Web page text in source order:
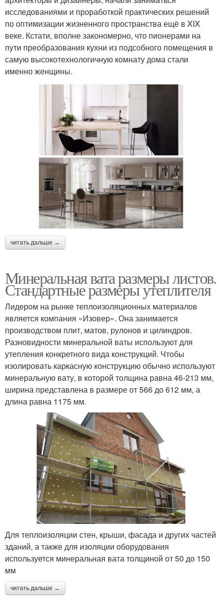
исследованиями и проработкой практических решений
по оптимизации жизненного пространства ещё в XIX
веке. Кстати, вполне закономерно, что пионерами на
пути преобразования кухни из подсобного помещения в
самую высокотехнологичную комнату дома стали
именно женщины.
читать дальше →
Минеральная вата размеры листов.
Стандартные размеры утеплителя
Лидером на рынке теплоизоляционных материалов
является компания «Изовер». Она занимается
производством плит, матов, рулонов и цилиндров.
Разновидности минеральной ваты используют для
утепления конкретного вида конструкций. Чтобы
изолировать каркасную конструкцию обычно используют
минеральную вату, в которой толщина равна 46-213 мм,
ширина представлена в размере от 566 до 612 мм, а
длина равна 1175 мм.
Для теплоизоляции стен, крыши, фасада и других частей
зданий, а также для изоляции оборудования
используется минеральная вата толщиной от 50 до 150
мм
читать дальше →